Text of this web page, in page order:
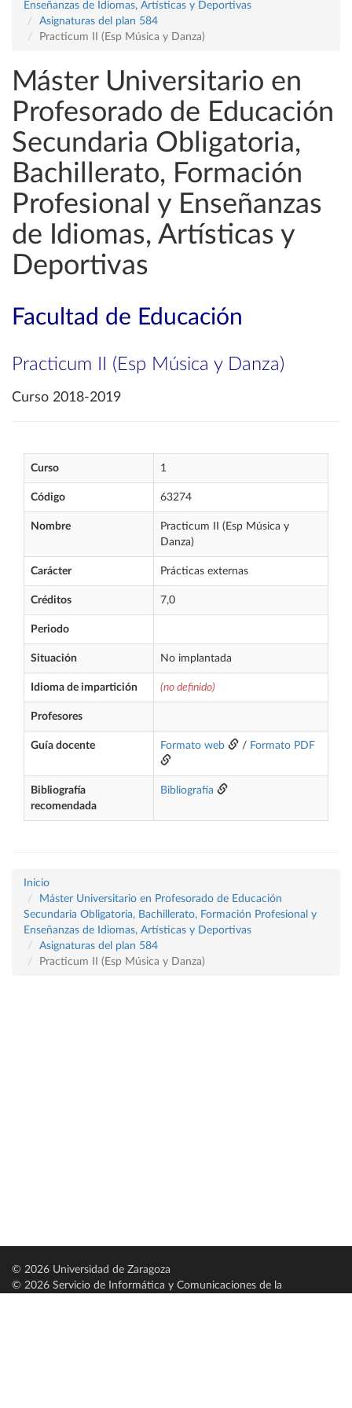
Enseñanzas de Idiomas, Artísticas y Deportivas
Asignaturas del plan 584
Practicum II (Esp Música y Danza)
Máster Universitario en
Profesorado de Educación
Secundaria Obligatoria,
Bachillerato, Formación
Profesional y Enseñanzas
de Idiomas, Artísticas y
Deportivas
Facultad de Educación
Practicum II (Esp Música y Danza)
Curso 2018-2019
Curso 1
Código 63274
Nombre
Practicum II (Esp Música y
Danza)
Carácter Prácticas externas
Créditos 7,0
Periodo
Situación No implantada
Idioma de impartición (no definido)
Profesores
Guía docente Formato web / Formato PDF
Bibliografía
recomendada
Bibliografía
Inicio
Máster Universitario en Profesorado de Educación
Secundaria Obligatoria, Bachillerato, Formación Profesional y
Enseñanzas de Idiomas, Artísticas y Deportivas
Asignaturas del plan 584
Practicum II (Esp Música y Danza)
© 2026 Universidad de Zaragoza
© 2026 Servicio de Informática y Comunicaciones de la